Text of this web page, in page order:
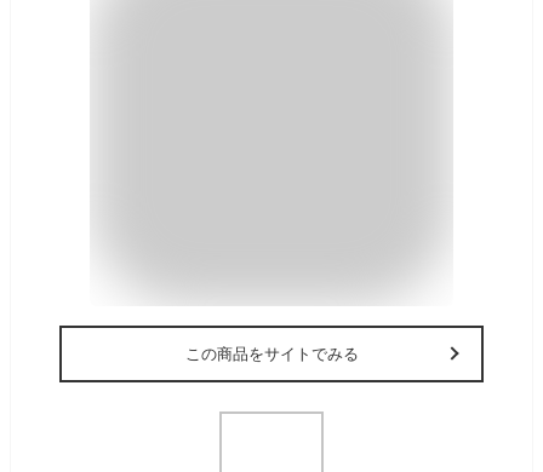
この商品をサイトでみる